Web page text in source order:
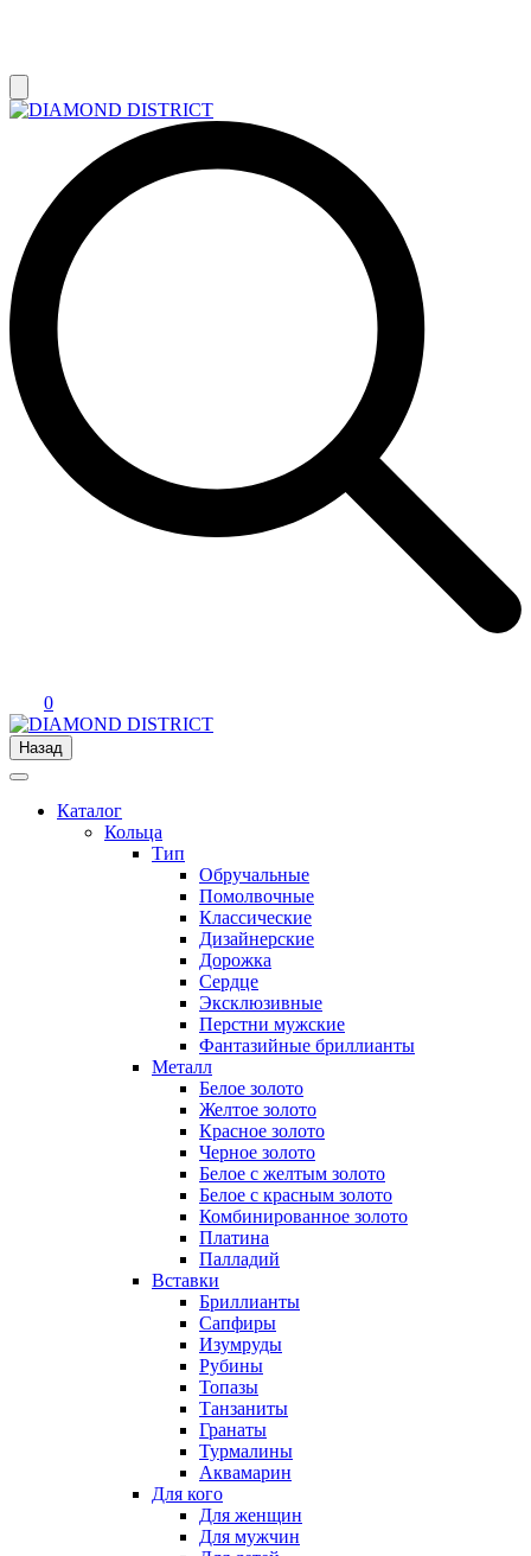
0
Назад
Каталог
Кольца
Тип
Обручальные
Помолвочные
Классические
Дизайнерские
Дорожка
Сердце
Эксклюзивные
Перстни мужские
Фантазийные бриллианты
Металл
Белое золото
Желтое золото
Красное золото
Черное золото
Белое с желтым золото
Белое с красным золото
Комбинированное золото
Платина
Палладий
Вставки
Бриллианты
Сапфиры
Изумруды
Рубины
Топазы
Танзаниты
Гранаты
Турмалины
Аквамарин
Для кого
Для женщин
Для мужчин